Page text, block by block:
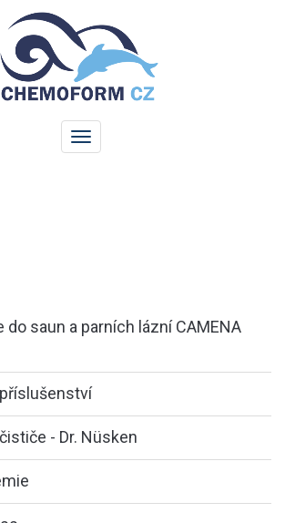
do saun a parních lázní CAMENA
- Dr. Nüsken